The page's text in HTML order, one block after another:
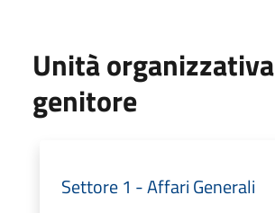
Unità organizzativa
genitore
Settore 1 - Affari Generali